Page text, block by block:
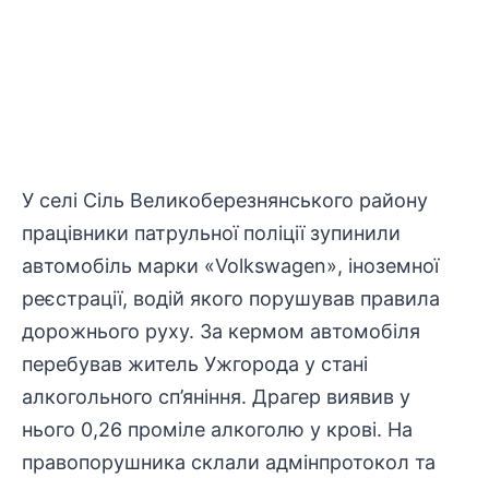
У селі Сіль Великоберезнянського району
працівники патрульної поліції зупинили
автомобіль марки «Volkswagen», іноземної
реєстрації, водій якого порушував правила
дорожнього руху. За кермом автомобіля
перебував житель Ужгорода у стані
алкогольного сп’яніння. Драгер виявив у
нього 0,26 проміле алкоголю у крові. На
правопорушника склали адмінпротокол та